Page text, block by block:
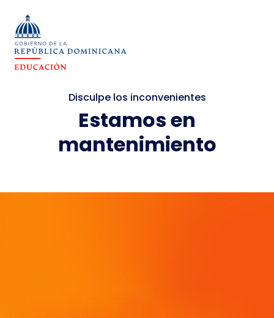
Disculpe los inconvenientes
Estamos en
mantenimiento